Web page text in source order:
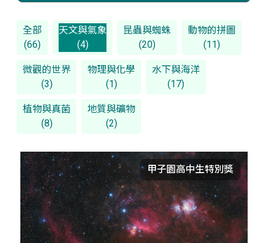
全部
(66)
天文與氣象
(4)
昆蟲與蜘蛛
(20)
動物的拼圖
(11)
微觀的世界
(3)
物理與化學
(1)
水下與海洋
(17)
植物與真菌
(8)
地質與礦物
(2)
甲子園高中生特別獎